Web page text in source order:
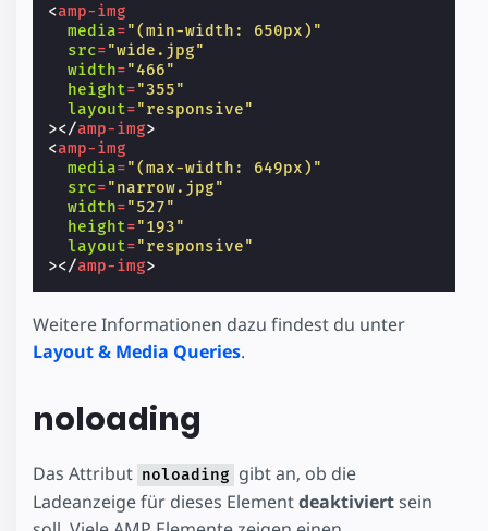
<amp-img
media="(min-width: 650px)"
src="wide.jpg"
width="466"
height="355"
layout="responsive"
></amp-img>
<amp-img
media="(max-width: 649px)"
src="narrow.jpg"
width="527"
height="193"
layout="responsive"
></amp-img>
Weitere Informationen dazu findest du unter
Layout & Media Queries.
noloading
Das Attribut noloading gibt an, ob die
Ladeanzeige für dieses Elementdeaktiviertsein